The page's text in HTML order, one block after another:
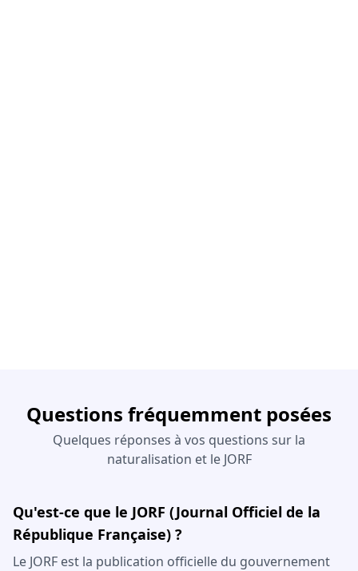
Questions fréquemment posées
Quelques réponses à vos questions sur la
naturalisation et le JORF
Qu'est-ce que le JORF (Journal Officiel de la
République Française) ?
Le JORF est la publication officielle du gouvernement